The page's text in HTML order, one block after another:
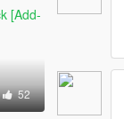
52